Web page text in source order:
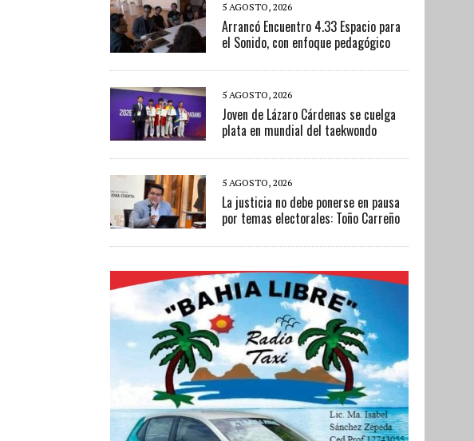
5 AGOSTO, 2026
Arrancó Encuentro 4.33 Espacio para
el Sonido, con enfoque pedagógico
5 AGOSTO, 2026
Joven de Lázaro Cárdenas se cuelga
plata en mundial del taekwondo
5 AGOSTO, 2026
La justicia no debe ponerse en pausa
por temas electorales: Toño Carreño